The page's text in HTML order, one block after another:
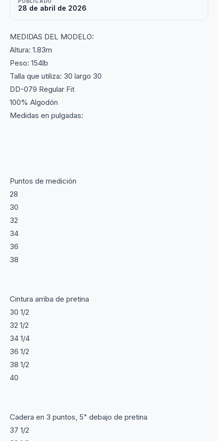
28 de abril de 2026
MEDIDAS DEL MODELO:
Altura: 1.83m
Peso: 154lb
Talla que utiliza: 30 largo 30
DD-079 Regular Fit
100% Algodón
Medidas en pulgadas:
Puntos de medición
28
30
32
34
36
38
Cintura arriba de pretina
30 1/2
32 1/2
34 1/4
36 1/2
38 1/2
40
Cadera en 3 puntos, 5" debajo de pretina
37 1/2